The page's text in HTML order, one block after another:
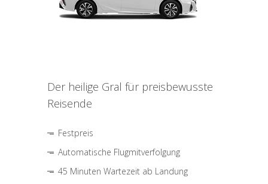
Der heilige Gral für preisbewusste
Reisende
Festpreis
Automatische Flugmitverfolgung
45 Minuten Wartezeit ab Landung